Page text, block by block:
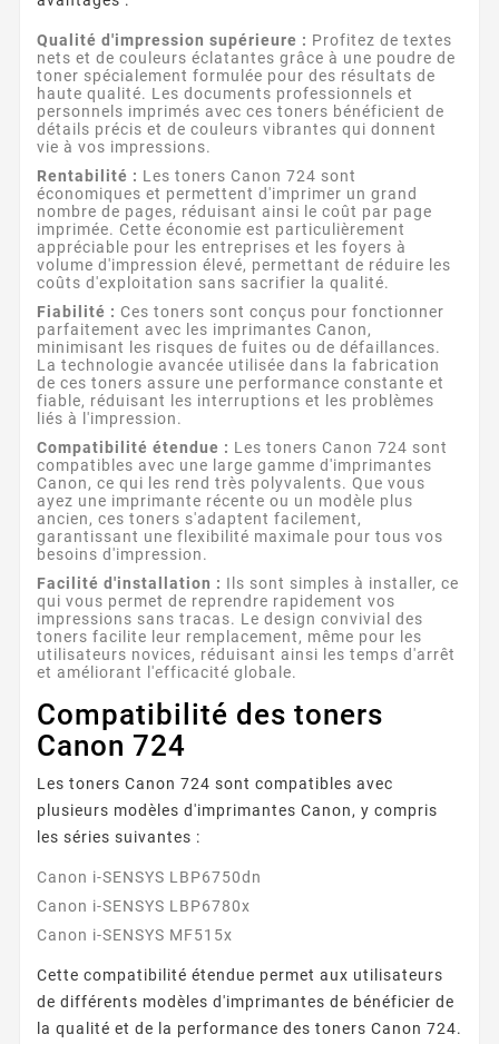
Qualité d'impression supérieure : Profitez de textes
nets et de couleurs éclatantes grâce à une poudre de
toner spécialement formulée pour des résultats de
haute qualité. Les documents professionnels et
personnels imprimés avec ces toners bénéficient de
détails précis et de couleurs vibrantes qui donnent
vie à vos impressions.
Rentabilité : Les toners Canon 724 sont
économiques et permettent d'imprimer un grand
nombre de pages, réduisant ainsi le coût par page
imprimée. Cette économie est particulièrement
appréciable pour les entreprises et les foyers à
volume d'impression élevé, permettant de réduire les
coûts d'exploitation sans sacrifier la qualité.
Fiabilité : Ces toners sont conçus pour fonctionner
parfaitement avec les imprimantes Canon,
minimisant les risques de fuites ou de défaillances.
La technologie avancée utilisée dans la fabrication
de ces toners assure une performance constante et
fiable, réduisant les interruptions et les problèmes
liés à l'impression.
Compatibilité étendue : Les toners Canon 724 sont
compatibles avec une large gamme d'imprimantes
Canon, ce qui les rend très polyvalents. Que vous
ayez une imprimante récente ou un modèle plus
ancien, ces toners s'adaptent facilement,
garantissant une flexibilité maximale pour tous vos
besoins d'impression.
Facilité d'installation : Ils sont simples à installer, ce
qui vous permet de reprendre rapidement vos
impressions sans tracas. Le design convivial des
toners facilite leur remplacement, même pour les
utilisateurs novices, réduisant ainsi les temps d'arrêt
et améliorant l'efficacité globale.
Compatibilité des toners
Canon 724
Les toners Canon 724 sont compatibles avec
plusieurs modèles d'imprimantes Canon, y compris
les séries suivantes :
Canon i-SENSYS LBP6750dn
Canon i-SENSYS LBP6780x
Canon i-SENSYS MF515x
Cette compatibilité étendue permet aux utilisateurs
de différents modèles d'imprimantes de bénéficier de
la qualité et de la performance des toners Canon 724.